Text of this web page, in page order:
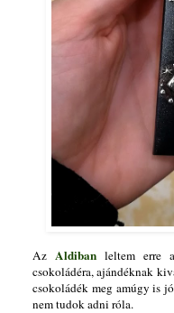
Az Aldiban leltem erre
csokoládéra, ajándéknak
csokoládék meg amúgy is
nem tudok adni róla.